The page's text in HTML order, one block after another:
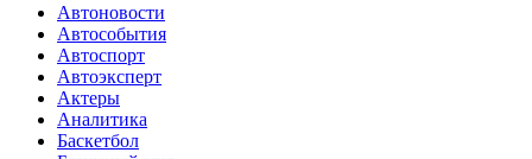
Автоновости
Автособытия
Автоспорт
Автоэксперт
Актеры
Аналитика
Баскетбол